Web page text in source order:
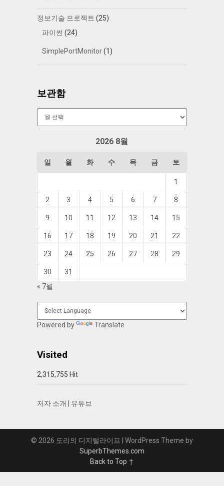
정보기술 프로젝트 (25)
파이썬 (24)
SimplePortMonitor(1)
보관함
2026 8월
일 월 화 수 목 금 토
1
2 3 4 5 6 7 8
9 10 11 12 13 14 15
16 17 18 19 20 21 22
23 24 25 26 27 28 29
30
31
« 7월
Powered by Translate
Visited
2,315,755 Hit
저자 소개 유튜브
© 2026 도리의 디지털라이프
| WordPress Theme by
SuperbThemes.com
Back to Top ↑